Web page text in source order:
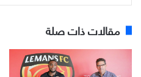
مقالات ذات صلة